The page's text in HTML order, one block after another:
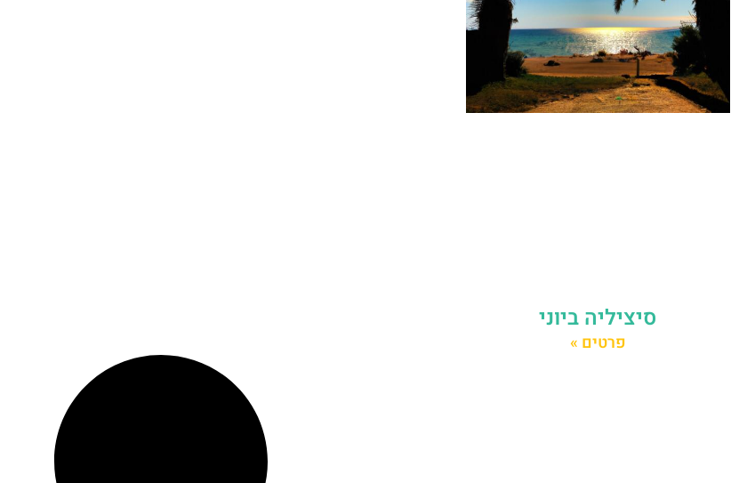
סיציליה ביוני
פרטים »